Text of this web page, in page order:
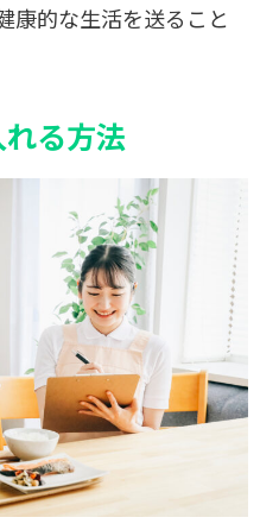
康的な生活を送ること
る方法